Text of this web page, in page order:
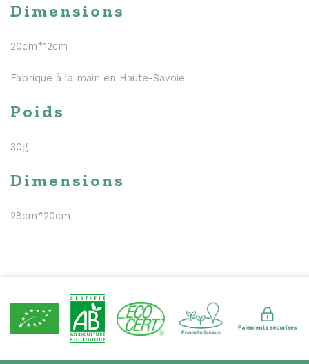
Dimensions
20cm*12cm
Fabriqué à la main en Haute-Savoie
Poids
30g
Dimensions
28cm*20cm